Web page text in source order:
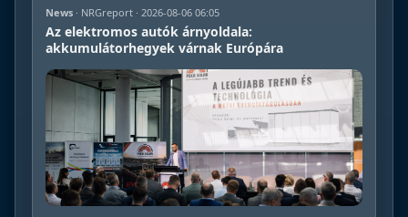
News · NRGreport · 2026-08-06 06:05
Az elektromos autók árnyoldala:
akkumulátorhegyek várnak Európára